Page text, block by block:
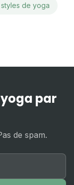
de yoga
par
de spam.